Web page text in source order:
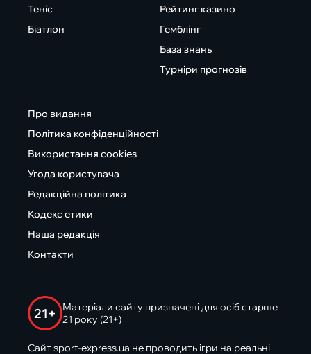
Теніс
Біатлон
Рейтинг казино
Гемблінг
База знань
Турніри прогнозів
Про видання
Політика конфіденційності
Використання cookies
Угода користувача
Редакційна політика
Кодекс етики
Наша редакція
Контакти
21+
Матеріали сайту призначені для осіб старше
21 року (21+)
Сайт sport-express.ua не проводить ігри на реальні